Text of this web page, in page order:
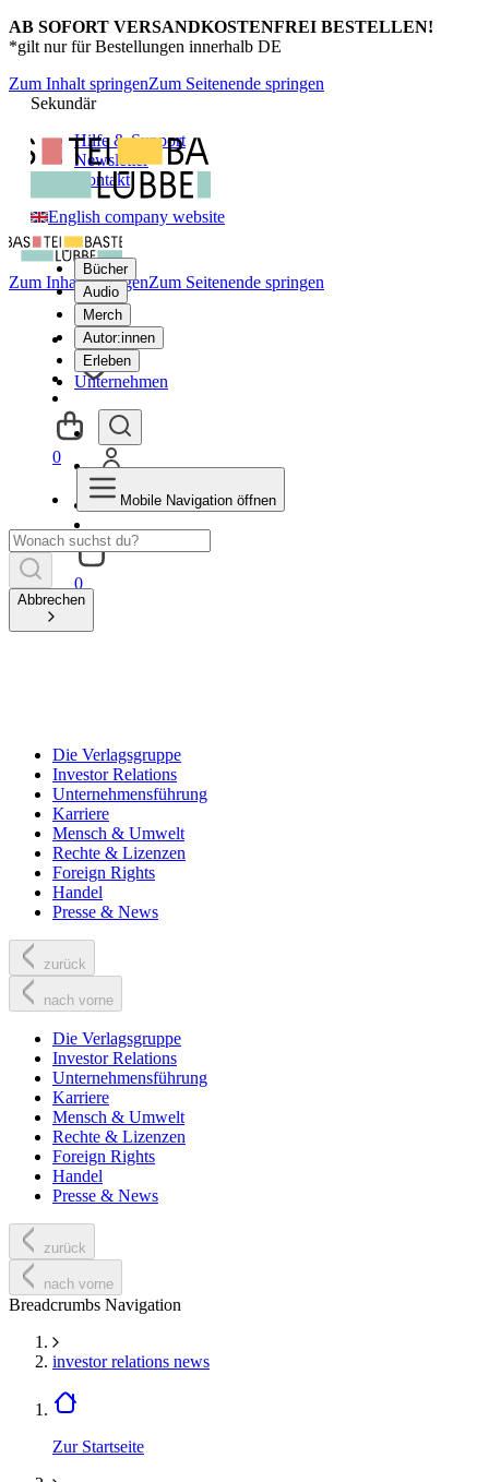
AB SOFORT VERSANDKOSTENFREI BESTELLEN!
*gilt nur für Bestellungen innerhalb DE
Zum Inhalt springenZum Seitenende springen
Sekundär
Hilfe & Support
Newsletter
Kontakt
English company website
Bücher
Audio
Merch
Autor:innen
Erleben
Unternehmen
0
Zum Inhalt springenZum Seitenende springen
0
Mobile Navigation öffnen
Abbrechen
Die Verlagsgruppe
Investor Relations
Unternehmensführung
Karriere
Mensch & Umwelt
Rechte & Lizenzen
Foreign Rights
Handel
Presse & News
zurück
nach vorne
Die Verlagsgruppe
Investor Relations
Unternehmensführung
Karriere
Mensch & Umwelt
Rechte & Lizenzen
Foreign Rights
Handel
Presse & News
zurück
nach vorne
Breadcrumbs Navigation
investor relations news
Zur Startseite